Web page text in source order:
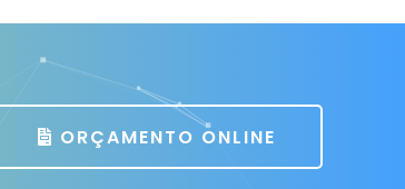
ORÇAMENTO ONLINE